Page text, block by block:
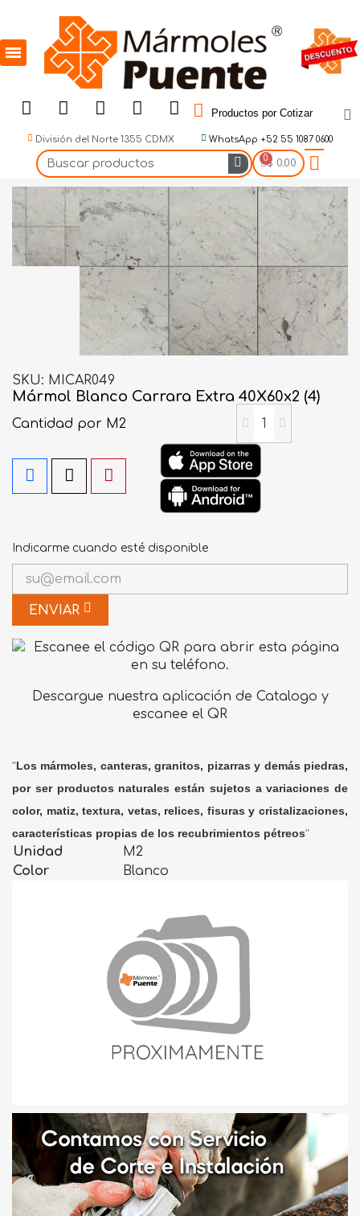
Productos por Cotizar
División del Norte 1355 CDMX WhatsApp +52 55 1087 0600
$ 0.00
SKU MICAR049
Mármol Blanco Carrara Extra 40X60x2 (4)
Cantidad por M2
Indicarme cuando esté disponible
ENVIAR
Descargue nuestra aplicación de Catalogo y
escanee el QR
"Los mármoles, canteras, granitos, pizarras y demás piedras,
por ser productos naturales están sujetos a variaciones de
color, matiz, textura, vetas, relices, fisuras y cristalizaciones,
características propias de los recubrimientos pétreos"
Unidad
M2
Color
Blanco